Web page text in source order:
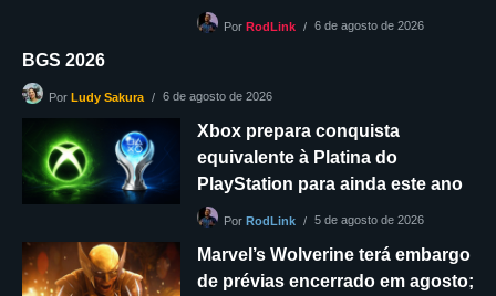
PorRodLink 6 de agosto de 2026
BGS 2026
PorLudy Sakura 6 de agosto de 2026
Xbox prepara conquista
equivalente à Platina do
PlayStation para ainda este ano
PorRodLink 5 de agosto de 2026
Marvel’s Wolverine terá embargo
de prévias encerrado em agosto;